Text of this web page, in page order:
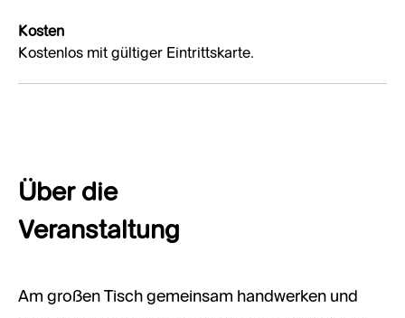
Kosten
Kostenlos mit gültiger Eintrittskarte.
Über die
Veranstaltung
Am großen Tisch gemeinsam handwerken und